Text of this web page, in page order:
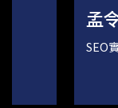
- 走
- 手上
成效
黃
展將